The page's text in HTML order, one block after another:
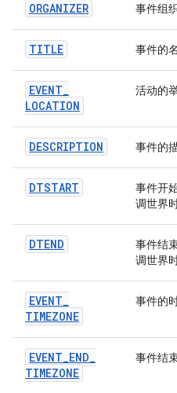
ORGANIZER 事件组
TITLE 事件的
EVENT_
LOCATION
活动的
DESCRIPTION 事件的
DTSTART
事件开
调世界
DTEND
事件结
调世界
EVENT_
TIMEZONE
事件的
EVENT_END_
TIMEZONE
事件结